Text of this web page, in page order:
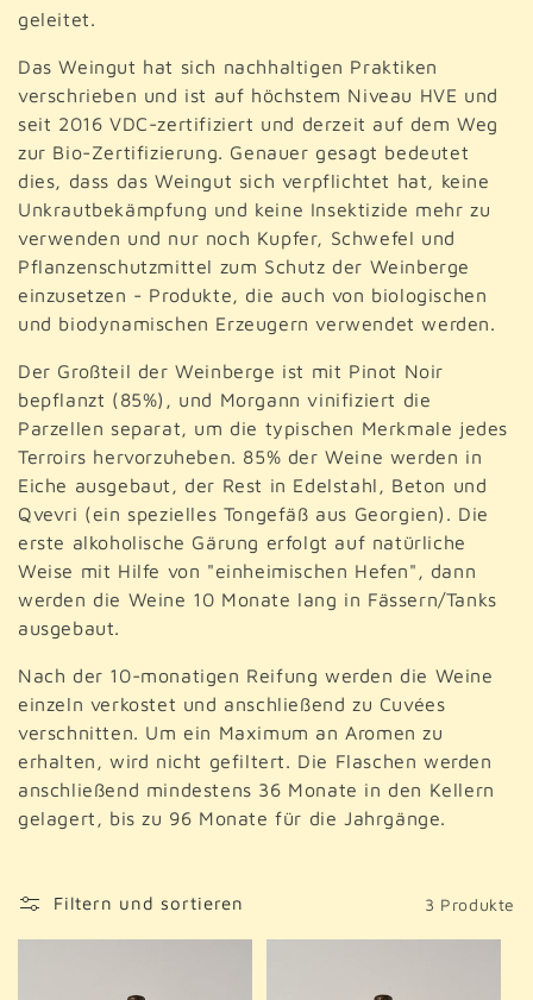
geleitet.
Das Weingut hat sich nachhaltigen Praktiken
verschrieben und ist auf höchstem Niveau HVE und
seit 2016 VDC-zertifiziert und derzeit auf dem Weg
zur Bio-Zertifizierung. Genauer gesagt bedeutet
dies, dass das Weingut sich verpflichtet hat, keine
Unkrautbekämpfung und keine Insektizide mehr zu
verwenden und nur noch Kupfer, Schwefel und
Pflanzenschutzmittel zum Schutz der Weinberge
einzusetzen - Produkte, die auch von biologischen
und biodynamischen Erzeugern verwendet werden.
Der Großteil der Weinberge ist mit Pinot Noir
bepflanzt (85%), und Morgann vinifiziert die
Parzellen separat, um die typischen Merkmale jedes
Terroirs hervorzuheben. 85% der Weine werden in
Eiche ausgebaut, der Rest in Edelstahl, Beton und
Qvevri (ein spezielles Tongefäß aus Georgien). Die
erste alkoholische Gärung erfolgt auf natürliche
Weise mit Hilfe von "einheimischen Hefen", dann
werden die Weine 10 Monate lang in Fässern/Tanks
ausgebaut.
Nach der 10-monatigen Reifung werden die Weine
einzeln verkostet und anschließend zu Cuvées
verschnitten. Um ein Maximum an Aromen zu
erhalten, wird nicht gefiltert. Die Flaschen werden
anschließend mindestens 36 Monate in den Kellern
gelagert, bis zu 96 Monate für die Jahrgänge.
Filtern und sortieren 3 Produkte